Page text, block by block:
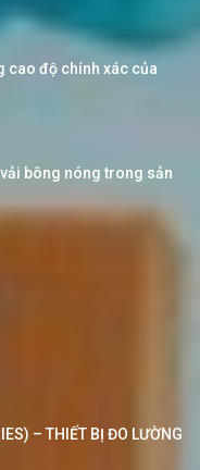
cao độ chính xác của
bông nóng trong sản
– THIẾT BỊ ĐO LƯỜNG